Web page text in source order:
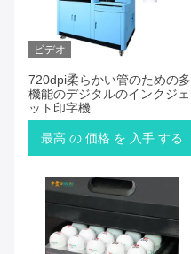
ビデオ
720dpi柔らかい管のための多
機能のデジタルのインクジェ
ット印字機
最高 の 価格 を 入手 する